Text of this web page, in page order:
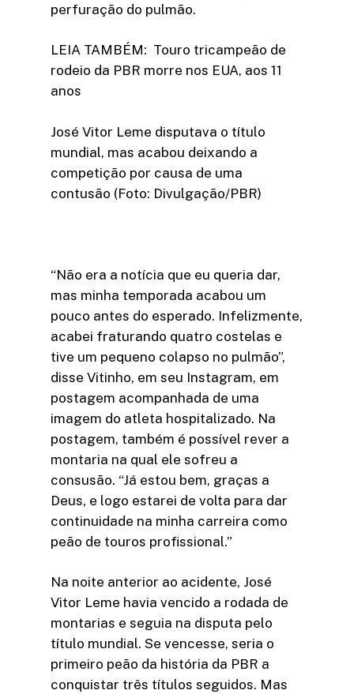
perfuração do pulmão.
LEIA TAMBÉM: Touro tricampeão de
rodeio da PBR morre nos EUA, aos 11
anos
José Vitor Leme disputava o título
mundial, mas acabou deixando a
competição por causa de uma
contusão (Foto: Divulgação/PBR)
“Não era a notícia que eu queria dar,
mas minha temporada acabou um
pouco antes do esperado. Infelizmente,
acabei fraturando quatro costelas e
tive um pequeno colapso no pulmão”,
disse Vitinho, em seu Instagram, em
postagem acompanhada de uma
imagem do atleta hospitalizado. Na
postagem, também é possível rever a
montaria na qual ele sofreu a
consusão. “Já estou bem, graças a
Deus, e logo estarei de volta para dar
continuidade na minha carreira como
peão de touros profissional.”
Na noite anterior ao acidente, José
Vitor Leme havia vencido a rodada de
montarias e seguia na disputa pelo
título mundial. Se vencesse, seria o
primeiro peão da história da PBR a
conquistar três títulos seguidos. Mas